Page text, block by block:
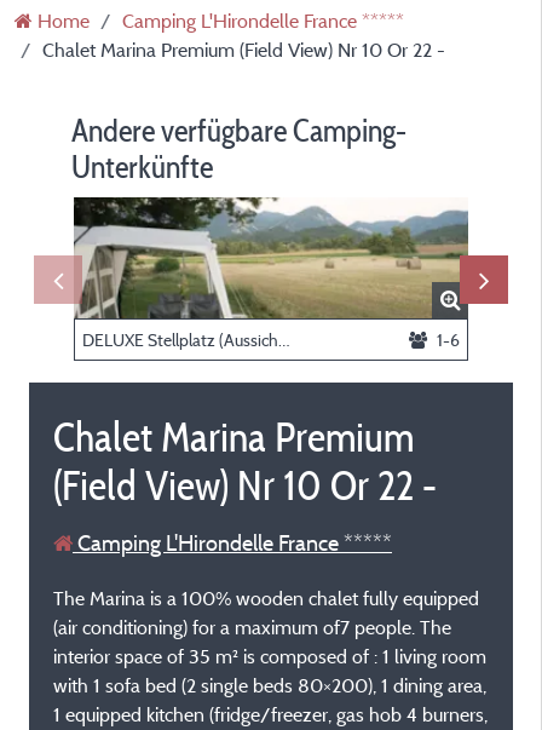
Home
Camping L'Hirondelle France *****
Chalet Marina Premium (Field View) Nr 10 Or 22 -
Andere verfügbare Camping-
Unterkünfte
1-6
Chalet Marina Premium
(Field View) Nr 10 Or 22 -
Camping L'Hirondelle France *****
The Marina is a 100% wooden chalet fully equipped
(air conditioning) for a maximum of7 people. The
interior space of 35 m² is composed of : 1 living room
with 1 sofa bed (2 single beds 80×200), 1 dining area,
1 equipped kitchen (fridge/freezer, gas hob 4 burners,